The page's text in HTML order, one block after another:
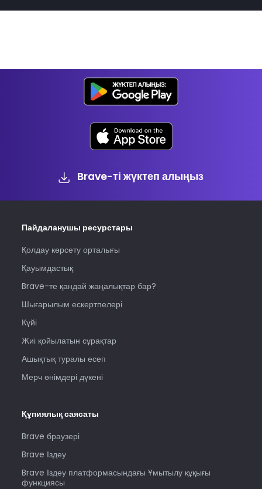
Brave-ті жүктеп алыңыз
Пайдаланушы ресурстары
Қолдау көрсету орталығы
Қауымдастық
Brave-те қандай жаңалықтар бар?
Шығарылым ескертпелері
Күйі
Жиі қойылатын сұрақтар
Ашықтық туралы есеп
Мерч өнімдері дүкені
Құпиялық саясаты
Brave браузері
Brave Іздеу
Brave Іздеу платформасындағы Ұмытылу құқығы
функциясы